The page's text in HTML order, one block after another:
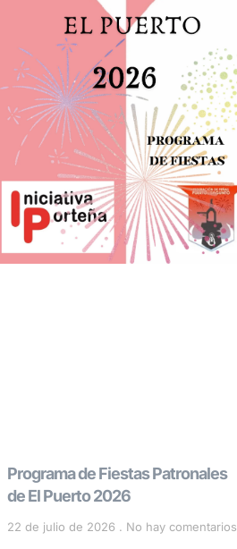
Programa de Fiestas Patronales
de El Puerto 2026
22 de julio de 2026 No hay comentarios